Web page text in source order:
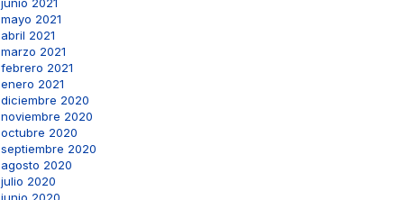
mayo 2021
abril 2021
marzo 2021
febrero 2021
enero 2021
diciembre 2020
noviembre 2020
octubre 2020
septiembre 2020
agosto 2020
julio 2020